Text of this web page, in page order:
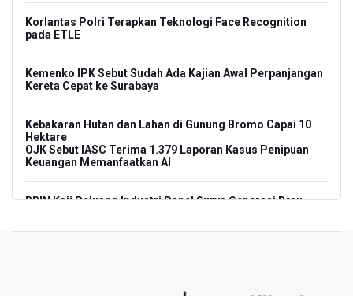
Korlantas Polri Terapkan Teknologi Face Recognition
pada ETLE
Kemenko IPK Sebut Sudah Ada Kajian Awal Perpanjangan
Kereta Cepat ke Surabaya
Kebakaran Hutan dan Lahan di Gunung Bromo Capai 10
Hektare
OJK Sebut IASC Terima 1.379 Laporan Kasus Penipuan
Keuangan Memanfaatkan AI
BRIN Kaji Peluang Industri Panel Surya Generasi Baru